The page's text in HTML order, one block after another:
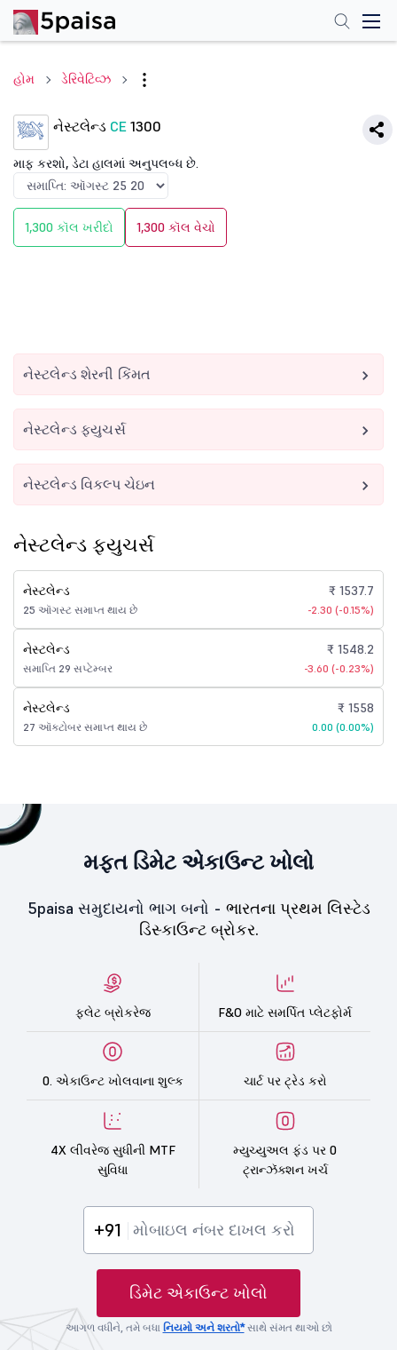
હોમ ડેરિવેટિવ્ઝ
નેસ્ટલેન્ડ CE 1300
માફ કરશો, ડેટા હાલમાં અનુપલબ્ધ છે.
1,300 કૉલ ખરીદો 1,300 કૉલ વેચો
નેસ્ટલેન્ડ શેરની કિંમત
નેસ્ટલેન્ડ ફ્યુચર્સ
નેસ્ટલેન્ડ વિકલ્પ ચેઇન
નેસ્ટલેન્ડ ફ્યુચર્સ
નેસ્ટલેન્ડ
25 ઑગસ્ટ સમાપ્ત થાય છે
₹ 1537.7
-2.30 (-0.15%)
નેસ્ટલેન્ડ
સમાપ્તિ 29 સપ્ટેમ્બર
₹ 1548.2
-3.60 (-0.23%)
નેસ્ટલેન્ડ
27 ઑક્ટોબર સમાપ્ત થાય છે
₹ 1558
0.00 (0.00%)
મફત ડિમેટ એકાઉન્ટ ખોલો
5paisa સમુદાયનો ભાગ બનો - ભારતના પ્રથમ લિસ્ટેડ
ડિસ્કાઉન્ટ બ્રોકર.
ફ્લેટ બ્રોકરેજ F&O માટે સમર્પિત પ્લેટફોર્મ
0. એકાઉન્ટ ખોલવાના શુલ્ક ચાર્ટ પર ટ્રેડ કરો
4X લીવરેજ સુધીની MTF
સુવિધા
મ્યુચ્યુઅલ ફંડ પર 0
ટ્રાન્ઝૅક્શન ખર્ચ
+91
ડિમેટ એકાઉન્ટ ખોલો
આગળ વધીને, તમે બધા નિયમો અને શરતો*સાથે સંમત થાઓ છો